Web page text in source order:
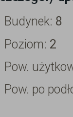
Budynek: 8
Poziom: 2
Pow.
Pow. po